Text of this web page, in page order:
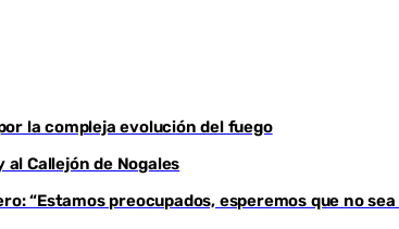
la compleja evolución del fuego
Callejón de Nogales
“Estamos preocupados, esperemos que no sea